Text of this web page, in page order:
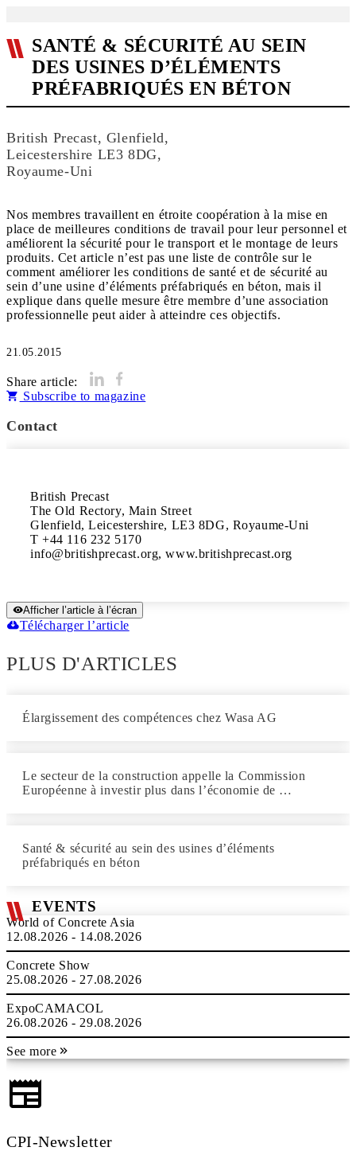
SANTÉ & SÉCURITÉ AU SEIN
DES USINES D’ÉLÉMENTS
PRÉFABRIQUÉS EN BÉTON
British Precast, Glenfield,
Leicestershire LE3 8DG,
Royaume-Uni
Nos membres travaillent en étroite coopération à la mise en
place de meilleures conditions de travail pour leur personnel et
améliorent la sécurité pour le transport et le montage de leurs
produits. Cet article n’est pas une liste de contrôle sur le
comment améliorer les conditions de santé et de sécurité au
sein d’une usine d’éléments préfabriqués en béton, mais il
explique dans quelle mesure être membre d’une association
21.05.2015
Share article:
Subscribe to magazine
Contact
British Precast
The Old Rectory, Main Street
Glenfield, Leicestershire, LE3 8DG, Royaume-Uni
T +44 116 232 5170
info@britishprecast.org, www.britishprecast.org
Afficher l’article à l’écran
Télécharger l’article
PLUS D'ARTICLES
Élargissement des compétences chez Wasa AG
Le secteur de la construction appelle la Commission
Européenne à investir plus dans l’économie de …
Santé & sécurité au sein des usines d’éléments
préfabriqués en béton
EVENTS
World of Concrete Asia
12.08.2026 - 14.08.2026
Concrete Show
25.08.2026 - 27.08.2026
ExpoCAMACOL
26.08.2026 - 29.08.2026
See more
CPI-Newsletter